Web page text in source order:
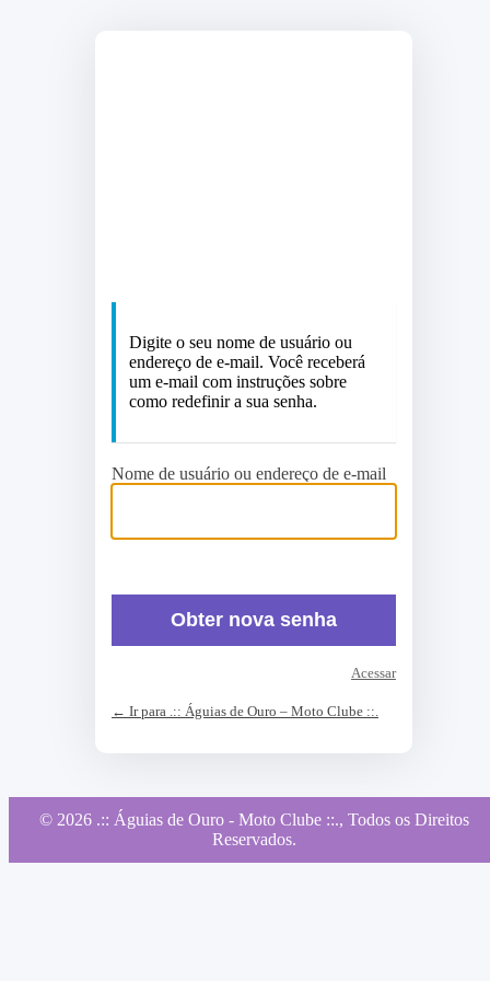
Digite o seu nome de usuário ou
endereço de e-mail. Você receberá
um e-mail com instruções sobre
como redefinir a sua senha.
Nome de usuário ou endereço de e-mail
Acessar
← Ir para .:: Águias de Ouro – Moto Clube ::.
© 2026 .:: Águias de Ouro - Moto Clube ::., Todos os Direitos
Reservados.